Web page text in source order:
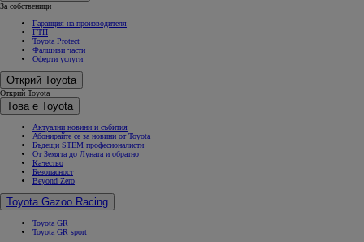
За собственици
Гаранция на производителя
ГТП
Toyota Protect
Фалшиви части
Оферти услуги
Открий Toyota
Открий Toyota
Това е Toyota
Актуални новини и събития
Абонирайте се за новини от Toyota
Бъдещи STEM професионалисти
От Земята до Луната и обратно
Качество
Безопасност
Beyond Zero
Toyota Gazoo Racing
Toyota GR
Toyota GR sport